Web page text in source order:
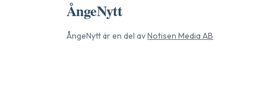
ÅngeNytt
ÅngeNyttär en del avNotisen Media AB